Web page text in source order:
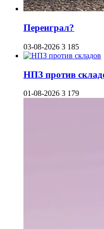
Переиграл?
03-08-2026 3 185
НПЗ против
01-08-2026 3 179